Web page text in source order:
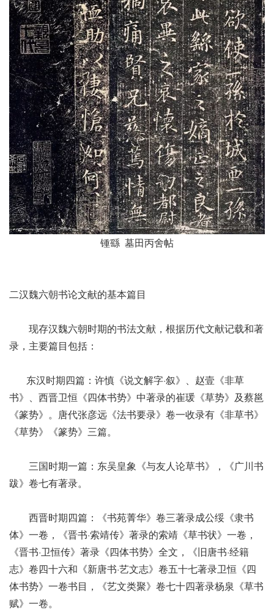
锺繇 墓田丙舍帖
二汉魏六朝书论文献的基本篇目
现存汉魏六朝时期的书法文献，根据历代文献记载和著
录，主要篇目包括：
东汉时期四篇：许慎《说文解字·叙》、赵壹《非草
书》、西晋卫恒《四体书势》中著录的崔瑗《草势》及蔡邕
《篆势》。唐代张彦远《法书要录》卷一收录有《非草书》
《草势》《篆势》三篇。
三国时期一篇：东吴皇象《与友人论草书》，《广川书
跋》卷七有著录。
西晋时期四篇：《书苑菁华》卷三著录成公绥《隶书
体》一卷，《晋书·索靖传》著录的索靖《草书状》一卷，
《晋书·卫恒传》著录《四体书势》全文，《旧唐书·经籍
志》卷四十六和《新唐书·艺文志》卷五十七著录卫恒《四
体书势》一卷书目，《艺文类聚》卷七十四著录杨泉《草书
赋》一卷。